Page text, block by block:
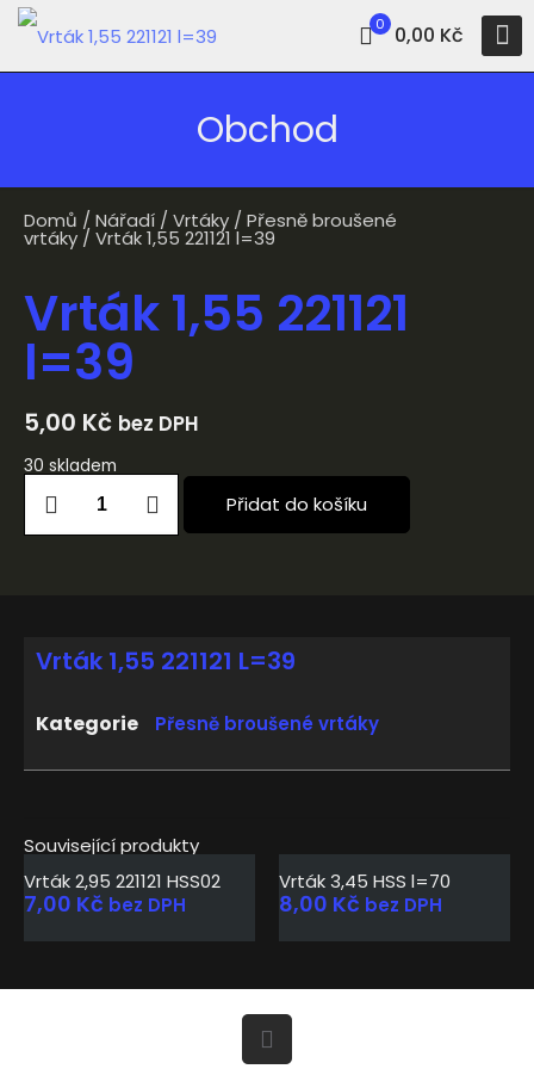
0 0,00 Kč
Obchod
Domů / Nářadí / Vrtáky / Přesně broušené
vrtáky / Vrták 1,55 221121 l=39
Vrták 1,55 221121
l=39
5,00 Kč bez DPH
30 skladem
Přidat do košíku
Související produkty
Vrták 2,95 221121 HSS02
7,00 Kč bez DPH
Vrták 3,45 HSS l=70
8,00 Kč bez DPH
Vrták 1,55 221121 L=39
Kategorie Přesně broušené vrtáky